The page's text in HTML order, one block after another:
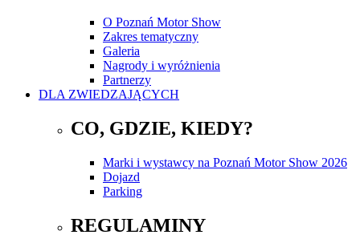
O Poznań Motor Show
Zakres tematyczny
Galeria
Nagrody i wyróżnienia
Partnerzy
DLA ZWIEDZAJĄCYCH
CO, GDZIE, KIEDY?
Marki i wystawcy na Poznań Motor Show 2026
Dojazd
Parking
REGULAMINY